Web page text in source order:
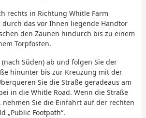
rechts in Richtung Whitle Farm
durch das vor Ihnen liegende Handtor
den Zäunen hindurch bis zu einem
Torpfosten.
Süden) ab und folgen Sie der
hinunter bis zur Kreuzung mit der
Sie die Straße geradeaus am
in die Whitle Road. Wenn die Straße
nehmen Sie die Einfahrt auf der rechten
„Public Footpath“.